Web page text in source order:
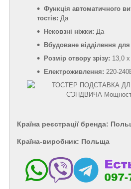
Функція автоматичного
тостів: Да
Нековзні ніжки: Да
Вбудоване відділення
Розмір отвору зрізу: 13,0
Електроживлення: 220-
Країна реєстрації бренда:
Країна-виробник: Польща